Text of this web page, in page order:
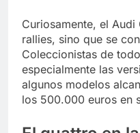
Curiosamente, el
rallies, sino que se
Coleccionistas de
especialmente las
algunos modelos
los 500.000 euros en